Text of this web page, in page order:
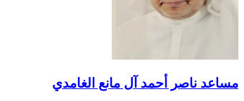
مساعد ناصر أحمد آل مانع الغامدي